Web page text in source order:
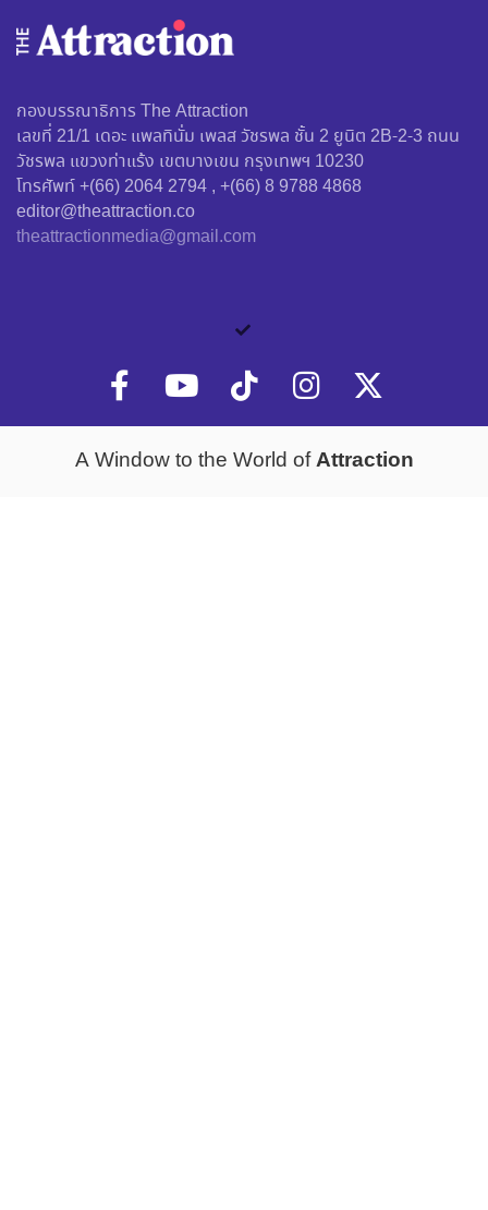
กองบรรณาธิการ The Attraction
เลขที่ 21/1 เดอะ แพลทินั่ม เพลส วัชรพล ชั้น 2 ยูนิต 2B-2-3 ถนน
วัชรพล แขวงท่าแร้ง เขตบางเขน กรุงเทพฯ 10230
โทรศัพท์ +(66) 2064 2794 , +(66) 8 9788 4868
editor@theattraction.co
theattractionmedia@gmail.com
A Window to the World ofAttraction